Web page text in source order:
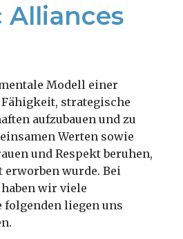
Alliances
Modell einer
strategische
aufzubauen und zu
Werten sowie
und Respekt beruhen,
erworben wurde. Bei
wir viele
folgenden liegen uns